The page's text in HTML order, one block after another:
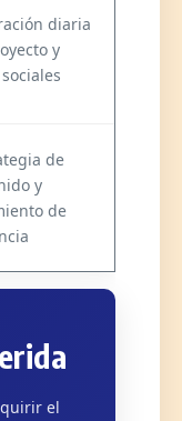
diaria
y
de
y
de
el